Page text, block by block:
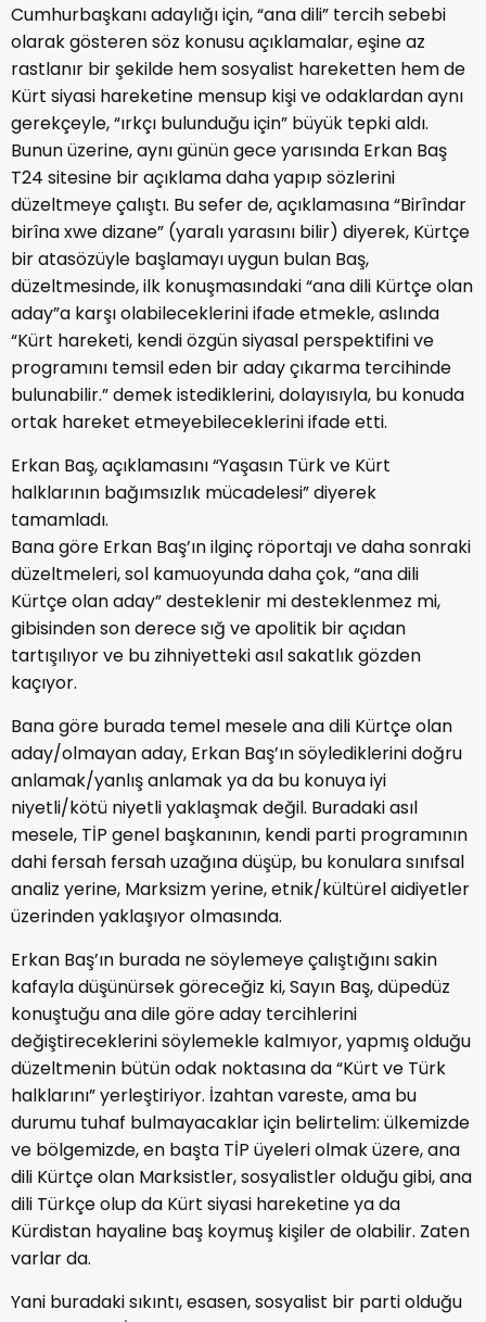
Cumhurbaşkanı adaylığı için, “ana dili” tercih sebebi
olarak gösteren söz konusu açıklamalar, eşine az
rastlanır bir şekilde hem sosyalist hareketten hem de
Kürt siyasi hareketine mensup kişi ve odaklardan aynı
gerekçeyle, “ırkçı bulunduğu için” büyük tepki aldı.
Bunun üzerine, aynı günün gece yarısında Erkan Baş
T24 sitesine bir açıklama daha yapıp sözlerini
düzeltmeye çalıştı. Bu sefer de, açıklamasına “Birîndar
birîna xwe dizane” (yaralı yarasını bilir) diyerek, Kürtçe
bir atasözüyle başlamayı uygun bulan Baş,
düzeltmesinde, ilk konuşmasındaki “ana dili Kürtçe olan
aday”a karşı olabileceklerini ifade etmekle, aslında
“Kürt hareketi, kendi özgün siyasal perspektifini ve
programını temsil eden bir aday çıkarma tercihinde
bulunabilir.” demek istediklerini, dolayısıyla, bu konuda
ortak hareket etmeyebileceklerini ifade etti.
Erkan Baş, açıklamasını “Yaşasın Türk ve Kürt
halklarının bağımsızlık mücadelesi” diyerek
tamamladı.
Bana göre Erkan Baş’ın ilginç röportajı ve daha sonraki
düzeltmeleri, sol kamuoyunda daha çok, “ana dili
Kürtçe olan aday” desteklenir mi desteklenmez mi,
gibisinden son derece sığ ve apolitik bir açıdan
tartışılıyor ve bu zihniyetteki asıl sakatlık gözden
kaçıyor.
Bana göre burada temel mesele ana dili Kürtçe olan
aday/olmayan aday, Erkan Baş’ın söylediklerini doğru
anlamak/yanlış anlamak ya da bu konuya iyi
niyetli/kötü niyetli yaklaşmak değil. Buradaki asıl
mesele, TİP genel başkanının, kendi parti programının
dahi fersah fersah uzağına düşüp, bu konulara sınıfsal
analiz yerine, Marksizm yerine, etnik/kültürel aidiyetler
üzerinden yaklaşıyor olmasında.
Erkan Baş’ın burada ne söylemeye çalıştığını sakin
kafayla düşünürsek göreceğiz ki, Sayın Baş, düpedüz
konuştuğu ana dile göre aday tercihlerini
değiştireceklerini söylemekle kalmıyor, yapmış olduğu
düzeltmenin bütün odak noktasına da “Kürt ve Türk
halklarını” yerleştiriyor. İzahtan vareste, ama bu
durumu tuhaf bulmayacaklar için belirtelim: ülkemizde
ve bölgemizde, en başta TİP üyeleri olmak üzere, ana
dili Kürtçe olan Marksistler, sosyalistler olduğu gibi, ana
dili Türkçe olup da Kürt siyasi hareketine ya da
Kürdistan hayaline baş koymuş kişiler de olabilir. Zaten
varlar da.
Yani buradaki sıkıntı, esasen, sosyalist bir parti olduğu